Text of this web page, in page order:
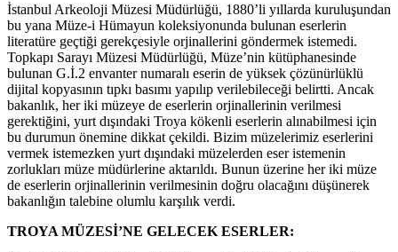
İstanbul Arkeoloji Müzesi Müdürlüğü, 1880’li yıllarda kuruluşundan
bu yana Müze-i Hümayun koleksiyonunda bulunan eserlerin
literatüre geçtiği gerekçesiyle orjinallerini göndermek istemedi.
Topkapı Sarayı Müzesi Müdürlüğü, Müze’nin kütüphanesinde
bulunan G.İ.2 envanter numaralı eserin de yüksek çözünürlüklü
dijital kopyasının tıpkı basımı yapılıp verilebileceği belirtti. Ancak
bakanlık, her iki müzeye de eserlerin orjinallerinin verilmesi
gerektiğini, yurt dışındaki Troya kökenli eserlerin alınabilmesi için
bu durumun önemine dikkat çekildi. Bizim müzelerimiz eserlerini
vermek istemezken yurt dışındaki müzelerden eser istemenin
zorlukları müze müdürlerine aktarıldı. Bunun üzerine her iki müze
de eserlerin orjinallerinin verilmesinin doğru olacağını düşünerek
bakanlığın talebine olumlu karşılık verdi.
TROYA MÜZESİ’NE GELECEK ESERLER: